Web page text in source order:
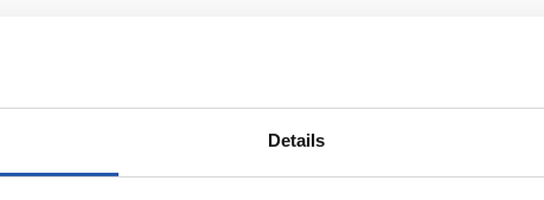
Details22/12/2024